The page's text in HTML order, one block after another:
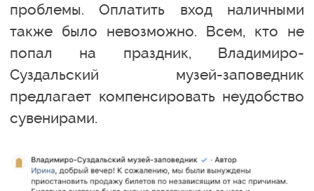
проблемы. Оплатить вход наличными
также было невозможно. Всем, кто не
попал на праздник, Владимиро-
Суздальский музей-заповедник
предлагает компенсировать неудобство
сувенирами.